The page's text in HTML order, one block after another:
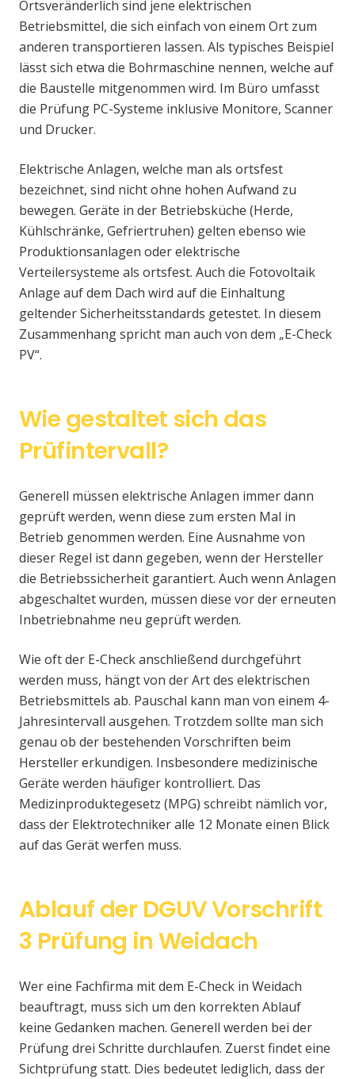
Ortsveränderlich sind jene elektrischen
Betriebsmittel, die sich einfach von einem Ort zum
anderen transportieren lassen. Als typisches Beispiel
lässt sich etwa die Bohrmaschine nennen, welche auf
die Baustelle mitgenommen wird. Im Büro umfasst
die Prüfung PC-Systeme inklusive Monitore, Scanner
und Drucker.
Elektrische Anlagen, welche man als ortsfest
bezeichnet, sind nicht ohne hohen Aufwand zu
bewegen. Geräte in der Betriebsküche (Herde,
Kühlschränke, Gefriertruhen) gelten ebenso wie
Produktionsanlagen oder elektrische
Verteilersysteme als ortsfest. Auch die Fotovoltaik
Anlage auf dem Dach wird auf die Einhaltung
geltender Sicherheitsstandards getestet. In diesem
Zusammenhang spricht man auch von dem „E-Check
PV“.
Wie gestaltet sich das
Prüfintervall?
Generell müssen elektrische Anlagen immer dann
geprüft werden, wenn diese zum ersten Mal in
Betrieb genommen werden. Eine Ausnahme von
dieser Regel ist dann gegeben, wenn der Hersteller
die Betriebssicherheit garantiert. Auch wenn Anlagen
abgeschaltet wurden, müssen diese vor der erneuten
Inbetriebnahme neu geprüft werden.
Wie oft der E-Check anschließend durchgeführt
werden muss, hängt von der Art des elektrischen
Betriebsmittels ab. Pauschal kann man von einem 4-
Jahresintervall ausgehen. Trotzdem sollte man sich
genau ob der bestehenden Vorschriften beim
Hersteller erkundigen. Insbesondere medizinische
Geräte werden häufiger kontrolliert. Das
Medizinproduktegesetz (MPG) schreibt nämlich vor,
dass der Elektrotechniker alle 12 Monate einen Blick
auf das Gerät werfen muss.
Ablauf der DGUV Vorschrift
3 Prüfung in Weidach
Wer eine Fachfirma mit dem E-Check in Weidach
beauftragt, muss sich um den korrekten Ablauf
keine Gedanken machen. Generell werden bei der
Prüfung drei Schritte durchlaufen. Zuerst findet eine
Sichtprüfung statt. Dies bedeutet lediglich, dass der